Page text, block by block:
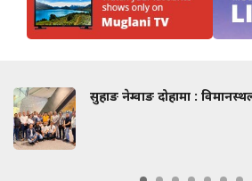
सुहाङ नेम्वाङ दोहामा : विमानस्थलमै भव्य स्वागत